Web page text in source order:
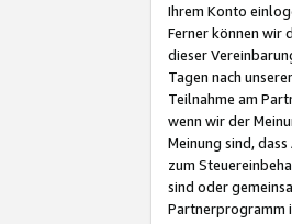
Ihrem Konto
Ferner können wir
dieser
Tagen nach
Teilnahme am
wenn wir der
Meinung sind,
zum
sind oder
Partnerprogramm